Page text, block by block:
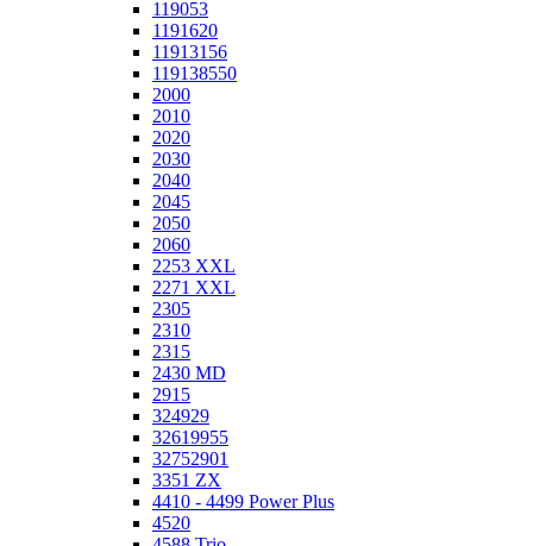
119053
1191620
11913156
119138550
2000
2010
2020
2030
2040
2045
2050
2060
2253 XXL
2271 XXL
2305
2310
2315
2430 MD
2915
324929
32619955
32752901
3351 ZX
4410 - 4499 Power Plus
4520